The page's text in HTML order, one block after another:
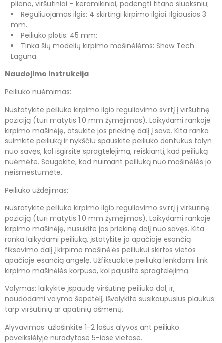
plieno, viršutiniai – keramikiniai, padengti titano sluoksniu;
Reguliuojamas ilgis: 4 skirtingi kirpimo ilgiai. Ilgiausias 3
mm.
Peiliuko plotis: 45 mm;
Tinka šių modelių kirpimo mašinėlėms: Show Tech
Laguna.
Naudojimo instrukcija
Peiliuko nuėmimas:
Nustatykite peiliuko kirpimo ilgio reguliavimo svirtį į viršutinę
poziciją (turi matytis 1.0 mm žymėjimas). Laikydami rankoje
kirpimo mašinėję, atsukite jos priekinę dalį į save. Kita ranka
suimkite peiliuką ir nykščiu spauskite peiliuko dantukus tolyn
nuo savęs, kol išgirsite spragtelėjimą, reiškiantį, kad peiliuką
nuėmėte. Saugokite, kad nuimant peiliuką nuo mašinėlės jo
neišmestumėte.
Peiliuko uždėjimas:
Nustatykite peiliuko kirpimo ilgio reguliavimo svirtį į viršutinę
poziciją (turi matytis 1.0 mm žymėjimas). Laikydami rankoje
kirpimo mašinėję, nusukite jos priekinę dalį nuo savęs. Kita
ranka laikydami peiliuką, įstatykite jo apačioje esančią
fiksavimo dalį į kirpimo mašinėlės peiliukui skirtos vietos
apačioje esančią angelę. Užfiksuokite peiliuką lenkdami link
kirpimo mašinėlės korpuso, kol pajusite spragtelėjimą.
Valymas: laikykite įspaudę viršutinę peiliuko dalį ir,
naudodami valymo šepetėlį, išvalykite susikaupusius plaukus
tarp viršutinių ar apatinių ašmenų.
Alyvavimas: užlašinkite 1-2 lašus alyvos ant peiliuko
paveikslėlyje nurodytose 5-iose vietose.